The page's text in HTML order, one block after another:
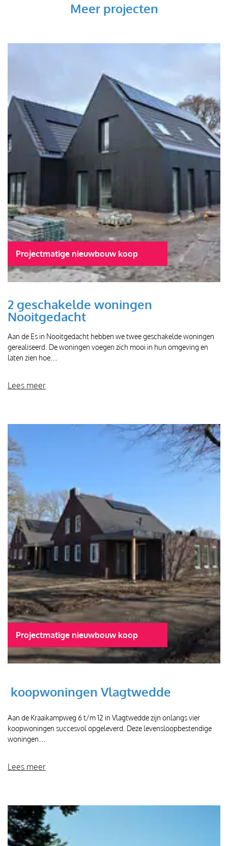
Meer projecten
Projectmatige nieuwbouw koop
2 geschakelde woningen
Nooitgedacht
Aan de Es in Nooitgedacht hebben we twee geschakelde woningen
gerealiseerd. De woningen voegen zich mooi in hun omgeving en
laten zien hoe…
Lees meer
Projectmatige nieuwbouw koop
koopwoningen Vlagtwedde
Aan de Kraaikampweg 6 t/m 12 in Vlagtwedde zijn onlangs vier
koopwoningen succesvol opgeleverd. Deze levensloopbestendige
woningen…
Lees meer